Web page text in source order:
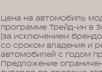
Цена на автомобиль
программе Трейд-ин в
(за исключением
со сроком владения и
автомобилей с годом
Предложение